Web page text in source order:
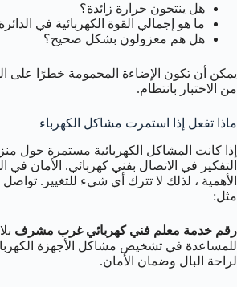
هل ينتجون حرارة زائدة؟
ما هو إجمالي القوة الكهربائية في
هل هم معزولون بشكل صحيح؟
يمكن أن تكون الإضاءة المحمومة خطرًا على
من الاختبار بانتظام.
ماذا تفعل إذا استمرت مشاكل الكهرباء
إذا كانت المشاكل الكهربائية مستمرة حول
التفكير في الاتصال بفني كهربائي. الأمان في
الأهمية ، لذلك لا تترك أي شيء للتغيير.
مثل:
رقم خدمة معلم فني كهربائي غرب مشرف
للمساعدة في تشخيص مشاكل الأجهزة
لراحة البال وضمان الأمان.